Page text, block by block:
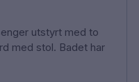
utstyrt med to
med stol. Badet har